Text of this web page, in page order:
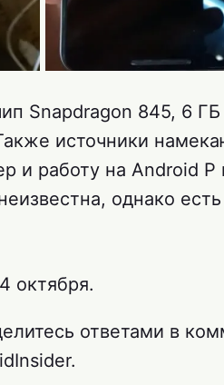
Snapdragon 845, 6 ГБ
источники
и работу на Android P
однако
октября.
ответами в